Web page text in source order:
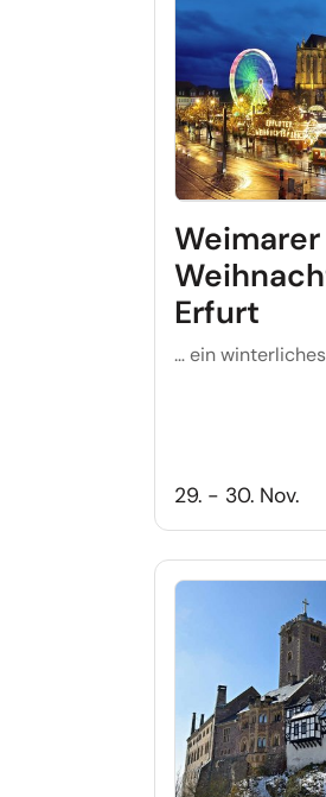
Weimarer
Erfurt
… ein
29. - 30. Nov.